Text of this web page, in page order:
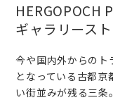
HERGOPOCH
ギャラリース
今や国内外からのト
となっている古都京
い街並みが残る三